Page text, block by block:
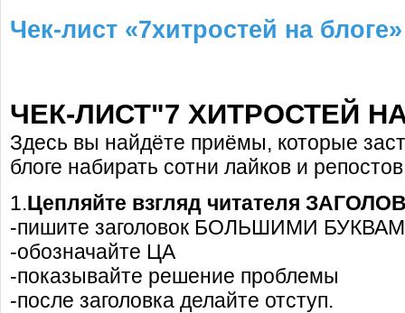
Чек-лист «7хитростей на блоге»
ЧЕК-ЛИСТ"7 ХИТРОСТЕЙ
Здесь вы найдёте приёмы, которые
блоге набирать сотни лайков и
1.Цепляйте взгляд читателя
-пишите заголовок БОЛЬШИМИ
-обозначайте ЦА
-показывайте решение проблемы
-после заголовка делайте отступ.